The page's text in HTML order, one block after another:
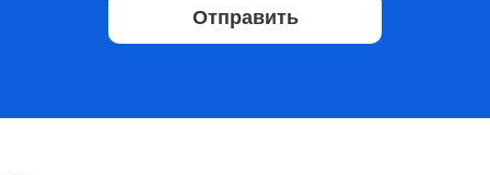
Отправить